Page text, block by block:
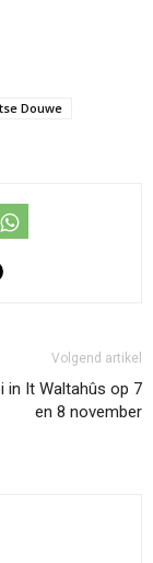
Douwe
Volgend artikel
in It Waltahûs op 7
en 8 november